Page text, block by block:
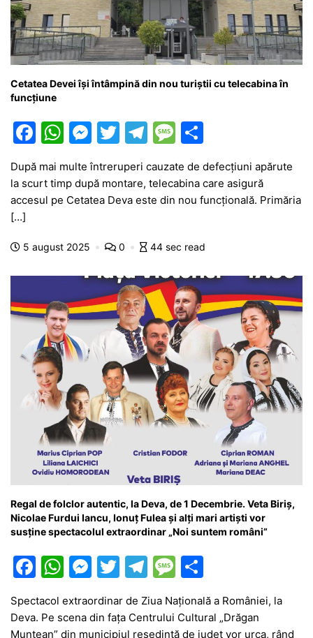
Cetatea Devei își întâmpină din nou turiștii cu telecabina în
funcțiune
F
c
e
o
W
at
s
p
M
e
s
s
n
er
T
itt
er
T
e
gr
m
M
s
s
g
ar
ta
je
z
După mai multe întreruperi cauzate de defecțiuni apărute
la scurt timp după montare, telecabina care asigură
accesul pe Cetatea Deva este din nou funcțională. Primăria
[…]
5 august 2025 0 44 sec read
Regal de folclor autentic, la Deva, de 1 Decembrie. Veta Biriș,
Nicolae Furdui Iancu, Ionuț Fulea și alți mari artiști vor
susține spectacolul extraordinar „Noi suntem români”
F
c
W
at
M
s
T
itt
T
el
e
M
e
s ta
Spectacol extraordinar de Ziua Națională a României, la
Deva. Pe scena din fața Centrului Cultural „Drăgan
Muntean” din municipiul reședință de județ vor urca, rând